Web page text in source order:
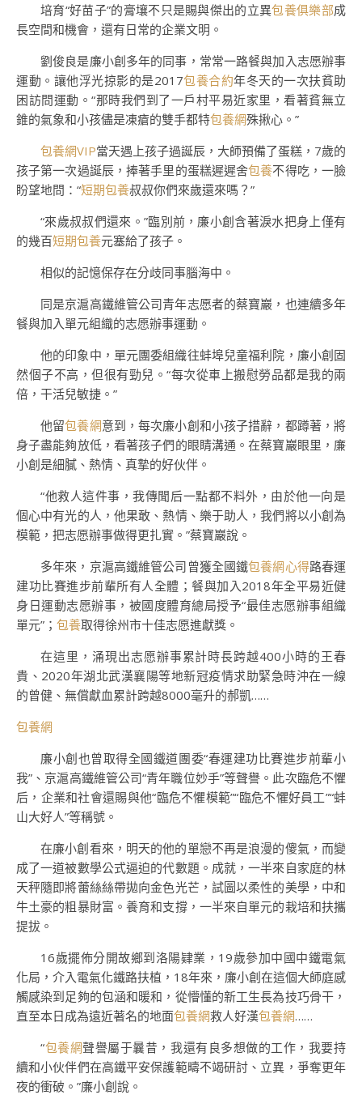
培育“好苗子”的膏壤不只是賜與傑出的立異包養俱樂部成
長空間和機會，還有日常的企業文明。
劉俊良是廉小創多年的同事，常常一路餐與加入志愿辦事
運動。讓他浮光掠影的是2017包養合約年冬天的一次扶貧助
困訪問運動。“那時我們到了一戶村平易近家里，看著貧無立
錐的氣象和小孩儘是凍瘡的雙手都特包養網殊揪心。”
包養網VIP當天遇上孩子過誕辰，大師預備了蛋糕，7歲的
孩子第一次過誕辰，捧著手里的蛋糕遲遲舍包養不得吃，一臉
盼望地問：“短期包養叔叔你們來歲還來嗎？”
“來歲叔叔們還來。”臨別前，廉小創含著淚水把身上僅有
的幾百短期包養元塞給了孩子。
相似的記憶保存在分歧同事腦海中。
同是京滬高鐵維管公司青年志愿者的蔡寶巖，也連續多年
餐與加入單元組織的志愿辦事運動。
他的印象中，單元團委組織往蚌埠兒童福利院，廉小創固
然個子不高，但很有勁兒。“每次從車上搬慰勞品都是我的兩
倍，干活兒敏捷。”
他留包養網意到，每次廉小創和小孩子措辭，都蹲著，將
身子盡能夠放低，看著孩子們的眼睛溝通。在蔡寶巖眼里，廉
小創是細膩、熱情、真摯的好伙伴。
“他救人這件事，我傳聞后一點都不料外，由於他一向是
個心中有光的人，他果敢、熱情、樂于助人，我們將以小創為
模範，把志愿辦事做得更扎實。”蔡寶巖說。
多年來，京滬高鐵維管公司曾獲全國鐵包養網心得路春運
建功比賽進步前輩所有人全體；餐與加入2018年全平易近健
身日運動志愿辦事，被國度體育總局授予“最佳志愿辦事組織
單元”； 包養取得徐州市十佳志愿進獻獎。
在這里，涌現出志愿辦事累計時長跨越400小時的王春
貴、2020年湖北武漢襄陽等地新冠疫情求助緊急時沖在一線
的曾健、無償獻血累計跨越8000毫升的郝凱……
包養網
廉小創也曾取得全國鐵道團委“春運建功比賽進步前輩小
我”、京滬高鐵維管公司“青年職位妙手”等聲譽。此次臨危不懼
后，企業和社會還賜與他“臨危不懼模範”“臨危不懼好員工”“蚌
山大好人”等稱號。
在廉小創看來，明天的他的單戀不再是浪漫的傻氣，而變
成了一道被數學公式逼迫的代數題。成就，一半來自家庭的林
天秤隨即將蕾絲絲帶拋向金色光芒，試圖以柔性的美學，中和
牛土豪的粗暴財富。養育和支撐，一半來自單元的栽培和扶攜
提拔。
16歲擺佈分開故鄉到洛陽肄業，19歲參加中國中鐵電氣
化局，介入電氣化鐵路扶植，18年來，廉小創在這個大師庭感
觸感染到足夠的包涵和暖和，從懵懂的新工生長為技巧骨干，
直至本日成為遠近著名的地面包養網救人好漢包養網……
“包養網聲譽屬于曩昔，我還有良多想做的工作，我要持
續和小伙伴們在高鐵平安保護範疇不竭研討、立異，爭奪更年
夜的衝破。”廉小創說。